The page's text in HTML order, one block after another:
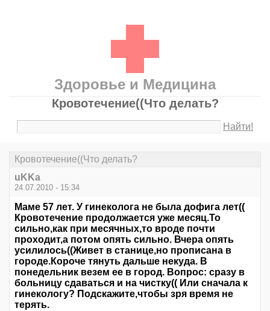
Здоровье и Медицина
Кровотечение((Что делать?
Найти!
Кровотечение((Что делать?
uKKa
24.07.2010 - 15:34
Маме 57 лет. У гинеколога не была дофига лет((
Кровотечение продолжается уже месяц.То
сильно,как при месячных,то вроде почти
проходит,а потом опять сильно. Вчера опять
усилилось((Живет в станице,но прописана в
городе.Короче тянуть дальше некуда. В
понедельник везем ее в город. Вопрос: сразу в
больницу сдаваться и на чистку(( Или сначала к
гинекологу? Подскажите,чтобы зря время не
терять.